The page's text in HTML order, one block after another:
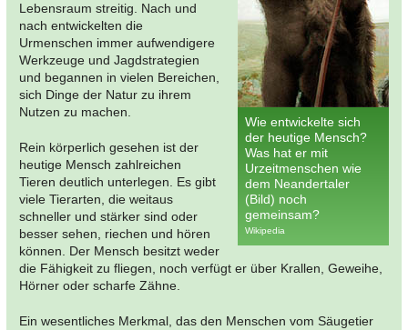
Wie entwickelte sich
der heutige Mensch?
Was hat er mit
Urzeitmenschen wie
dem Neandertaler
(Bild) noch
gemeinsam?
Wikipedia
Lebensraum streitig. Nach und
nach entwickelten die
Urmenschen immer aufwendigere
Werkzeuge und Jagdstrategien
und begannen in vielen Bereichen,
sich Dinge der Natur zu ihrem
Nutzen zu machen.
Rein körperlich gesehen ist der
heutige Mensch zahlreichen
Tieren deutlich unterlegen. Es gibt
viele Tierarten, die weitaus
schneller und stärker sind oder
besser sehen, riechen und hören
können. Der Mensch besitzt weder
die Fähigkeit zu fliegen, noch verfügt er über Krallen, Geweihe,
Hörner oder scharfe Zähne.
Ein wesentliches Merkmal, das den Menschen vom Säugetier